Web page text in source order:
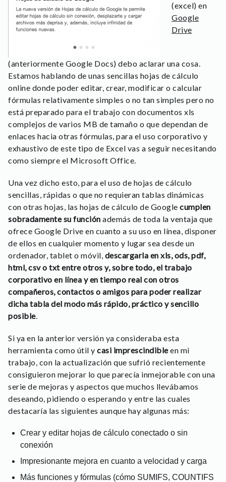
(excel) en
Google
Drive
(anteriormente Google Docs) debo aclarar una cosa.
Estamos hablando de unas sencillas hojas de cálculo
online donde poder editar, crear, modificar o calcular
fórmulas relativamente simples o no tan simples pero no
está preparado para el trabajo con documentos xls
complejos de varios MB de tamaño o que dependan de
enlaces hacia otras fórmulas, para el uso corporativo y
exhaustivo de este tipo de Excel vas a seguir necesitando
como siempre el Microsoft Office.
Una vez dicho esto, para el uso de hojas de cálculo
sencillas, rápidas o que no requieran tablas dinámicas
con otras hojas, las hojas de cálculo de Google cumplen
sobradamente su función además de toda la ventaja que
ofrece Google Drive en cuanto a su uso en línea, disponer
de ellos en cualquier momento y lugar sea desde un
ordenador, tablet o móvil, descargarla en xls, ods, pdf,
html, csv o txt entre otros y, sobre todo, el trabajo
corporativo en línea y en tiempo real con otros
compañeros, contactos o amigos para poder realizar
dicha tabla del modo más rápido, práctico y sencillo
posible.
Si ya en la anterior versión ya consideraba esta
herramienta como útil y casi imprescindibleen mi
trabajo, con la actualización que sufrió recientemente
consiguieron mejorar lo que parecía inmejorable con una
serie de mejoras y aspectos que muchos llevábamos
deseando, pidiendo o esperando y entre las cuales
destacaría las siguientes aunque hay algunas más:
Crear y editar hojas de cálculo conectado o sin
conexión
Impresionante mejora en cuanto a velocidad y carga
Más funciones y fórmulas (cómo SUMIFS, COUNTIFS